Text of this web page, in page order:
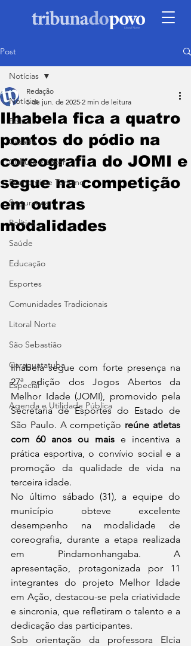
Post
Notícias
Edital
Cidade
Cultura e Lazer
Economia e Turismo
Segurança
Política
Saúde
Educação
Esportes
Comunidades Tradicionais
Litoral Norte
São Sebastião
Caraguatatuba
Especial
Agenda e Utilidade Pública
Notícias
Ilhabela fica a quatro
pontos do pódio na
coreografia do JOMI e
segue na competição
em outras
modalidades
Redação
5 de jun. de 2025 2 min de leitura
Ilhabela segue com forte presença na
27ª edição dos Jogos Abertos da
Melhor Idade (JOMI), promovido pela
Secretaria de Esportes do Estado de
São Paulo. A competição reúne atletas
com 60 anos ou mais e incentiva a
prática esportiva, o convívio social e a
promoção da qualidade de vida na
terceira idade.
No último sábado (31), a equipe do
município obteve excelente
desempenho na modalidade de
coreografia, durante a etapa realizada
em Pindamonhangaba. A
apresentação, protagonizada por 11
integrantes do projeto Melhor Idade
em Ação, destacou-se pela criatividade
e sincronia, que refletiram o talento e a
dedicação das participantes.
Sob orientação da professora Elcia